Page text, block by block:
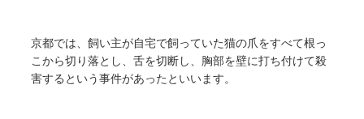
京都では、飼い主が自宅で飼っていた猫の爪をすべて根っ
こから切り落とし、舌を切断し、胸部を壁に打ち付けて殺
害するという事件があったといいます。